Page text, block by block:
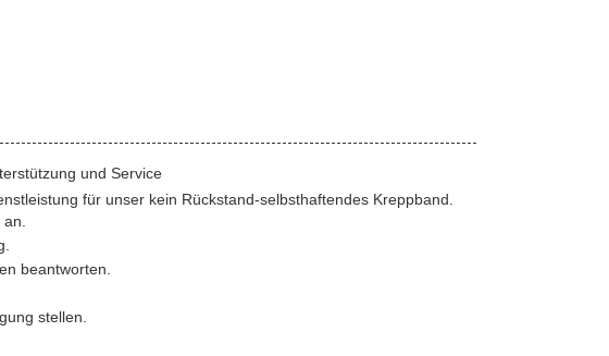
und Service
für unser kein Rückstand-selbsthaftendes Kreppband.
beantworten.
stellen.